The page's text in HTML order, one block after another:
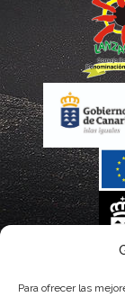
Para ofrecer las